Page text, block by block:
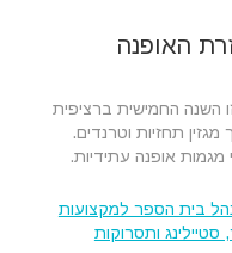
האופנה
השנה החמישית ברציפית
מגזין תחזיות וטרנדים.
מגמות אופנה עתידיות.
בית הספר למקצועות
סטיילינג ותסרוקות